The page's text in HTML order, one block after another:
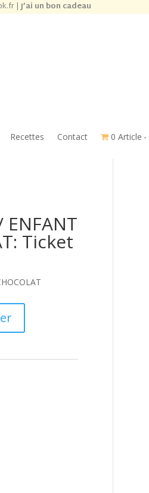
|J’ai un bon cadeau
Recettes Contact 0 Article
ENFANT
Ticket